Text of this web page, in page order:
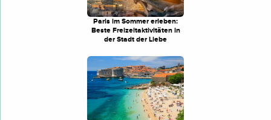
Paris im Sommer erleben:
Beste Freizeitaktivitäten in
der Stadt der Liebe